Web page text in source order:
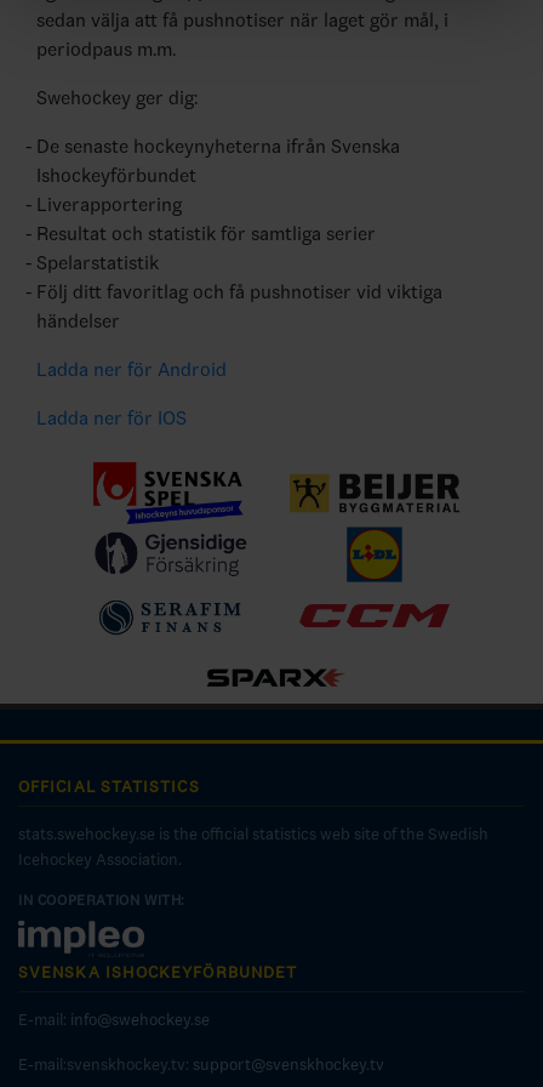
sedan välja att få pushnotiser när laget gör mål, i
periodpaus m.m.
Swehockey ger dig:
De senaste hockeynyheterna ifrån Svenska
Ishockeyförbundet
Liverapportering
Resultat och statistik för samtliga serier
Spelarstatistik
Följ ditt favoritlag och få pushnotiser vid viktiga
händelser
Ladda ner för Android
Ladda ner för IOS
OFFICIAL STATISTICS
stats.swehockey.se is the official statistics web site of the Swedish
Icehockey Association.
IN COOPERATION WITH:
SVENSKA ISHOCKEYFÖRBUNDET
E-mail: info@swehockey.se
E-mail:svenskhockey.tv: support@svenskhockey.tv